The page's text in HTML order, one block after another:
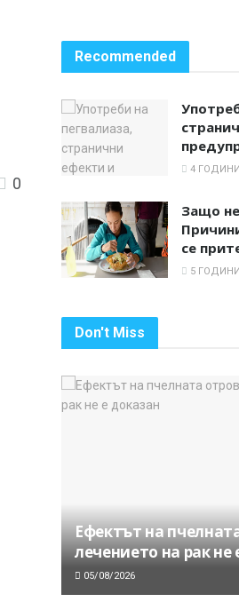
0
Recommended
4 ГОДИНИ
Защо
се
5 ГОДИНИ
Don't Miss
Ефектът на
лечението на рак не
05/08/2026